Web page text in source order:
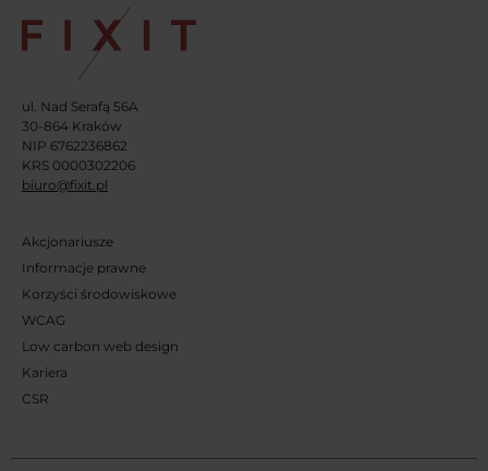
ul. Nad Serafą 56A
30-864 Kraków
NIP 6762236862
KRS 0000302206
biuro@fixit.pl
Akcjonariusze
Informacje prawne
Korzyści środowiskowe
WCAG
Low carbon web design
Kariera
CSR